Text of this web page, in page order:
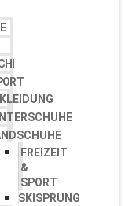
FREIZEIT
&
SPORT
SKISPRUNG